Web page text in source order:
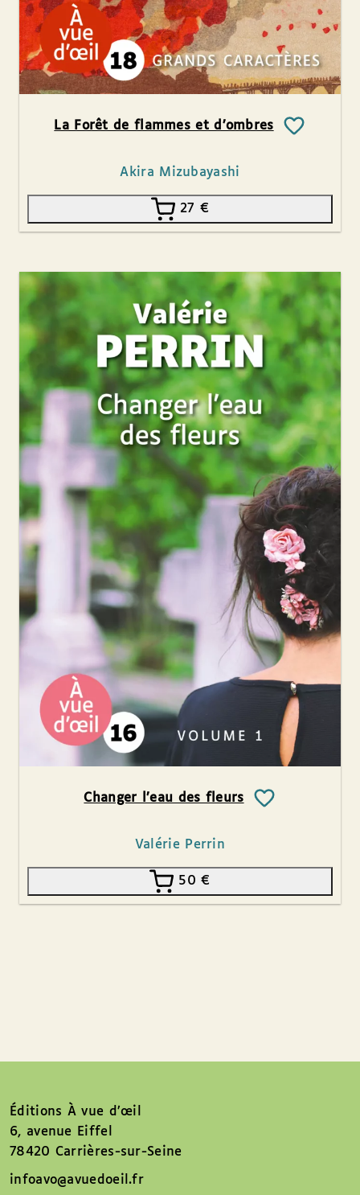
La Forêt de flammes et d’ombres
Akira Mizubayashi
27 €
Changer l’eau des fleurs
Valérie Perrin
50€
Éditions À vue d’œil
6, avenue Eiffel
78420 Carrières-sur-Seine
infoavo@avuedoeil.fr